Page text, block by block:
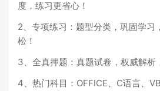
度，练习更省心！
2、专项练习：题型分类，巩固学习
松！
3、全真押题：真题试卷，权威解析
4、热门科目：OFFICE、C语言、